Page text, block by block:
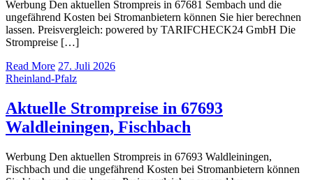
Werbung Den aktuellen Strompreis in 67681 Sembach und die
ungefährend Kosten bei Stromanbietern können Sie hier berechnen
lassen. Preisvergleich: powered by TARIFCHECK24 GmbH Die
Strompreise […]
Read More 27. Juli 2026
Rheinland-Pfalz
Aktuelle Strompreise in 67693
Waldleiningen, Fischbach
Werbung Den aktuellen Strompreis in 67693 Waldleiningen,
Fischbach und die ungefährend Kosten bei Stromanbietern können